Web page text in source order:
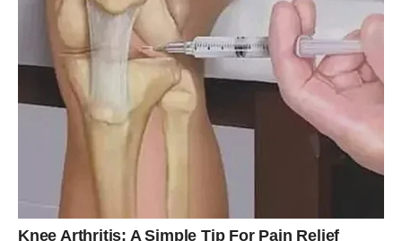
strpljenje i unutrašnju snagu
Za Devicu počinje period u kojem se konačno spaja
unutrašnji mir sa spoljašnjim okolnostima. Ako ste u
prethodnom periodu imali osećaj da stalno dajete,
popravljate, prilagođavate se i nosite teret drugih ljudi,
sada dolazi vreme kada se taj balans vraća. Zvezdani obrt
sudbine za Devicu donosi
olakšanje
shvatate šta vam više ne pripada i gde treba povući